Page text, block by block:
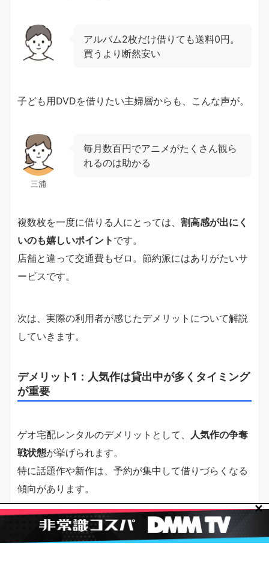
アルバム2枚だけ借りても送料0円。
買うより断然安い
子ども用DVDを借りたい主婦層からも、こんな声が。
三浦
毎月数百円でアニメがたくさん観ら
れるのは助かる
複数枚を一度に借りる人にとっては、 割高感が出にく
いのも嬉しいポイント です。
店舗と違って交通費もゼロ。節約派にはありがたいサ
ービスです。
次は、実際の利用者が感じたデメリットについて解説
していきます。
デメリット1：人気作は貸出中が多くタイミング
が重要
ゲオ宅配レンタルのデメリットとして、
人気作の争奪
戦状態が挙げられます。
特に話題作や新作は、予約が集中して借りづらくなる
傾向があります。
これは、宅配という仕組み上、一定数の在庫しか確保
✕